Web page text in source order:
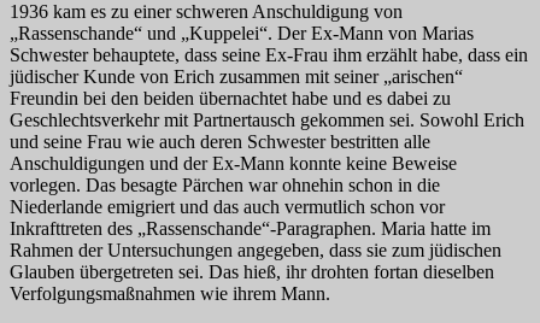
1936 kam es zu einer schweren Anschuldigung von
„Rassenschande“ und „Kuppelei“. Der Ex-Mann von Marias
Schwester behauptete, dass seine Ex-Frau ihm erzählt habe, dass ein
jüdischer Kunde von Erich zusammen mit seiner „arischen“
Freundin bei den beiden übernachtet habe und es dabei zu
Geschlechtsverkehr mit Partnertausch gekommen sei. Sowohl Erich
und seine Frau wie auch deren Schwester bestritten alle
Anschuldigungen und der Ex-Mann konnte keine Beweise
vorlegen. Das besagte Pärchen war ohnehin schon in die
Niederlande emigriert und das auch vermutlich schon vor
Inkrafttreten des „Rassenschande“-Paragraphen. Maria hatte im
Rahmen der Untersuchungen angegeben, dass sie zum jüdischen
Glauben übergetreten sei. Das hieß, ihr drohten fortan dieselben
Verfolgungsmaßnahmen wie ihrem Mann.